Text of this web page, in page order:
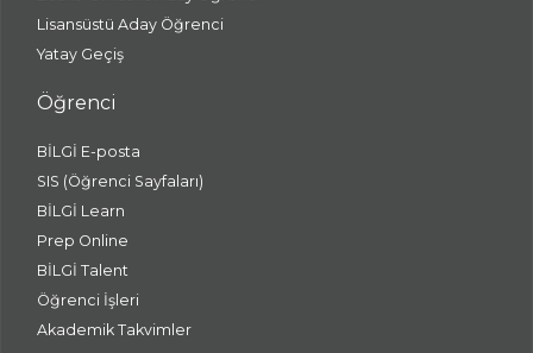
Lisansüstü Aday Öğrenci
Yatay Geçiş
Öğrenci
BİLGİ E-posta
SIS (Öğrenci Sayfaları)
BİLGİ Learn
Prep Online
BİLGİ Talent
Öğrenci İşleri
Akademik Takvimler